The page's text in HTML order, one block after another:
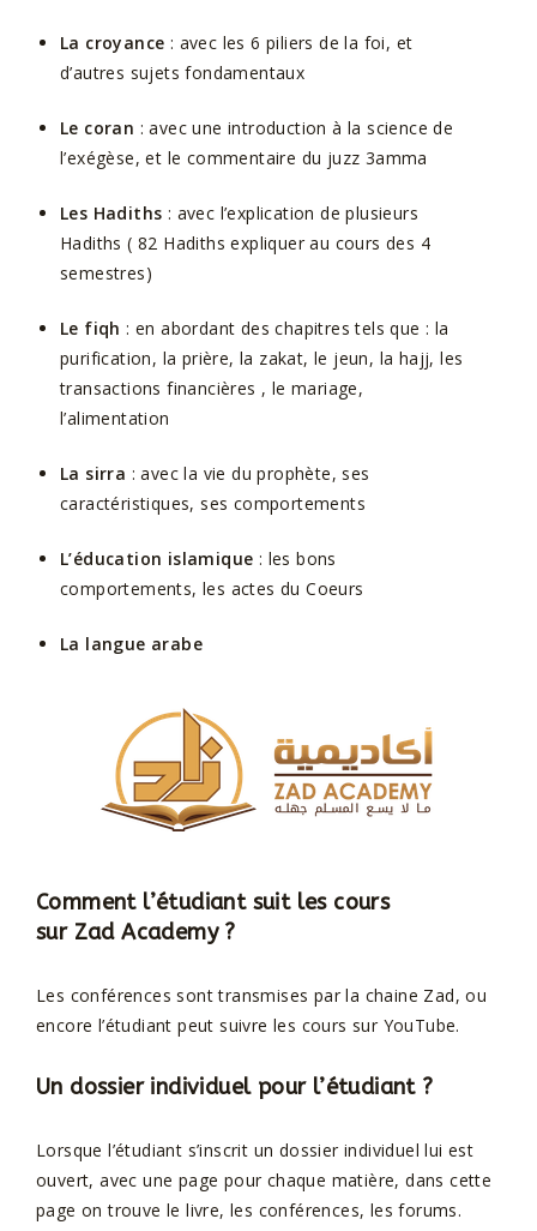
La croyance : avec les 6 piliers de la foi, et
d’autres sujets fondamentaux
Le coran : avec une introduction à la science de
l’exégèse, et le commentaire du juzz 3amma
Les Hadiths : avec l’explication de plusieurs
Hadiths ( 82 Hadiths expliquer au cours des 4
semestres)
Le fiqh : en abordant des chapitres tels que : la
purification, la prière, la zakat, le jeun, la hajj, les
transactions financières , le mariage,
l’alimentation
La sirra : avec la vie du prophète, ses
caractéristiques, ses comportements
L’éducation islamique : les bons
comportements, les actes du Coeurs
La langue arabe
Comment l’étudiant suit les cours
sur Zad Academy ?
Les conférences sont transmises par la chaine Zad, ou
encore l’étudiant peut suivre les cours sur YouTube.
Un dossier individuel pour l’étudiant ?
Lorsque l’étudiant s’inscrit un dossier individuel lui est
ouvert, avec une page pour chaque matière, dans cette
page on trouve le livre, les conférences, les forums.